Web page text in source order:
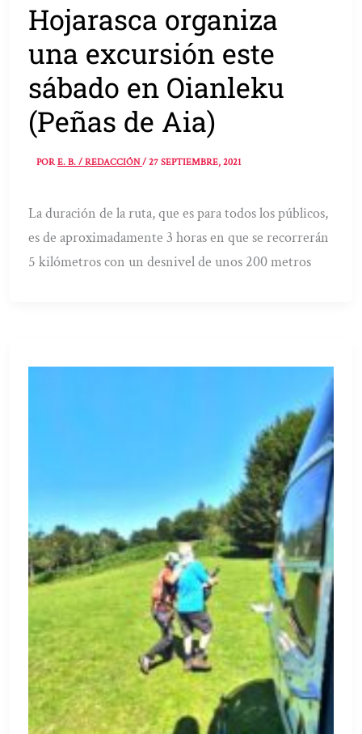
Hojarasca organiza
una excursión este
sábado en Oianleku
(Peñas de Aia)
PORE. B. / REDACCIÓN/27 SEPTIEMBRE, 2021
La duración de la ruta, que es para todos los públicos,
es de aproximadamente 3 horas en que se recorrerán
5 kilómetros con un desnivel de unos 200 metros